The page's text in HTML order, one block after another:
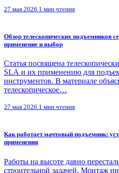
27 мая 2026 1 мин чтения
Обзор телескопических подъемников
применение и выбор
Статья посвящена
SLA и их применению для
инструментов. В материале
телескопическое…
27 мая 2026 1 мин чтения
Как работает мачтовый подъемник:
применения
Работы на высоте давно
строительной задачей. Монтаж